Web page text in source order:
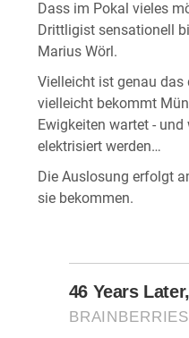
Dass im Pokal vieles
Drittligist sensationell
Marius Wörl.
Vielleicht ist genau das
vielleicht bekommt
Ewigkeiten wartet -
elektrisiert werden…
Die Auslosung erfolgt
sie bekommen.